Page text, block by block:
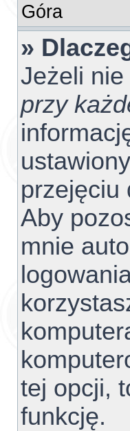
Góra
»
Jeżeli
przy
przejęciu
Aby
mnie
tej opcji,
funkcję.